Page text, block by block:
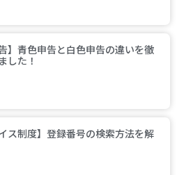
】青色申告と白色申告の違いを徹
した！
ス制度】登録番号の検索方法を解